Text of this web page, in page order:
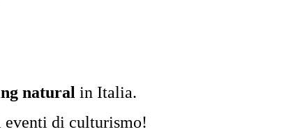
naturalin Italia.
di culturismo!